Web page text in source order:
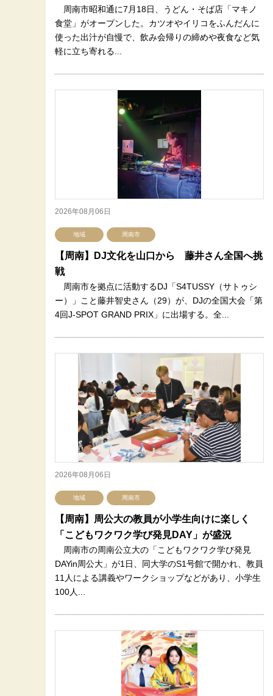
周南市昭和通に7月18日、うどん・そば店「マキノ
食堂」がオープンした。カツオやイリコをふんだんに
使った出汁が自慢で、飲み会帰りの締めや夜食など気
軽に立ち寄れる...
2026年08月06日
地域 周南市
【周南】DJ文化を山口から 藤井さん全国へ挑
戦
周南市を拠点に活動するDJ「S4TUSSY（サトゥシ
ー）」こと藤井智史さん（29）が、DJの全国大会「第
4回J-SPOT GRAND PRIX」に出場する。全...
2026年08月06日
地域 周南市
【周南】周公大の教員が小学生向けに楽しく
「こどもワクワク学び発見DAY」が盛況
周南市の周南公立大の「こどもワクワク学び発見
DAYin周公大」が1日、同大学のS1号館で開かれ、教員
11人による講義やワークショップなどがあり、小学生
100人...